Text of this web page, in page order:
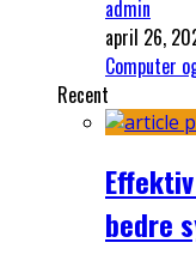
admin
april 26,
Computer
Recent
bedre